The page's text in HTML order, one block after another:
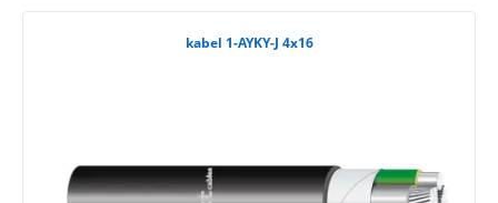
kabel 1-AYKY-J 4x16